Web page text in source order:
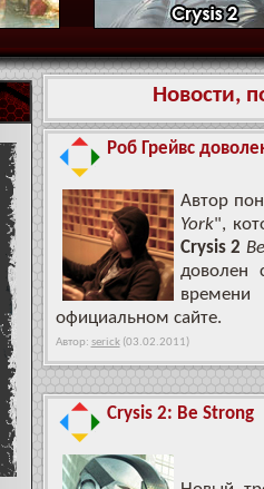
Новости,
Роб Грейвс
Автор
York",
Crysis 2
доволен
официальном сайте.
Автор: serick(03.02.2011)
Crysis 2: Be Strong